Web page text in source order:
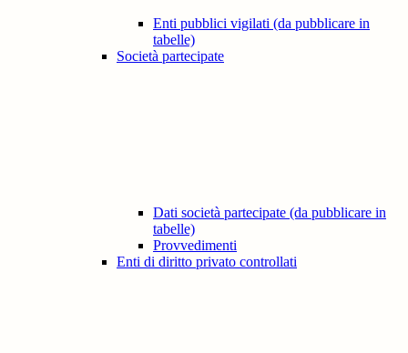
Enti pubblici vigilati (da pubblicare in
tabelle)
Società partecipate
Dati società partecipate (da pubblicare in
tabelle)
Provvedimenti
Enti di diritto privato controllati